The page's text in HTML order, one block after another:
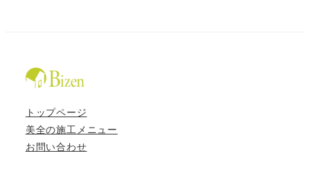
トップページ
美全の施工メニュー
お問い合わせ